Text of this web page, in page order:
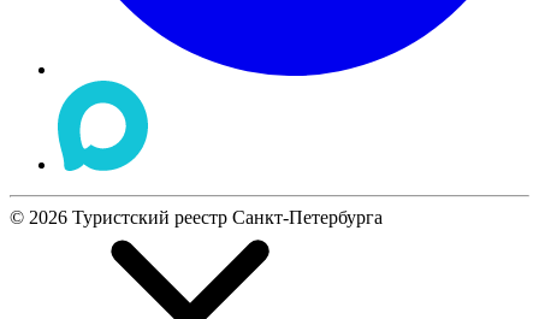
© 2026 Туристский реестр Санкт-Петербурга